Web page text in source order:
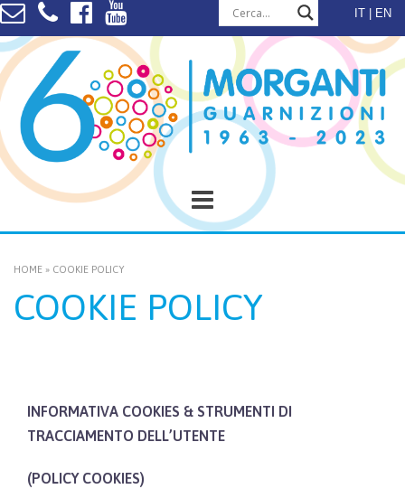
Skip
to
content
IT EN
HOME » COOKIE POLICY
COOKIE POLICY
INFORMATIVA COOKIES & STRUMENTI DI
TRACCIAMENTO DELL’UTENTE
(POLICY COOKIES)